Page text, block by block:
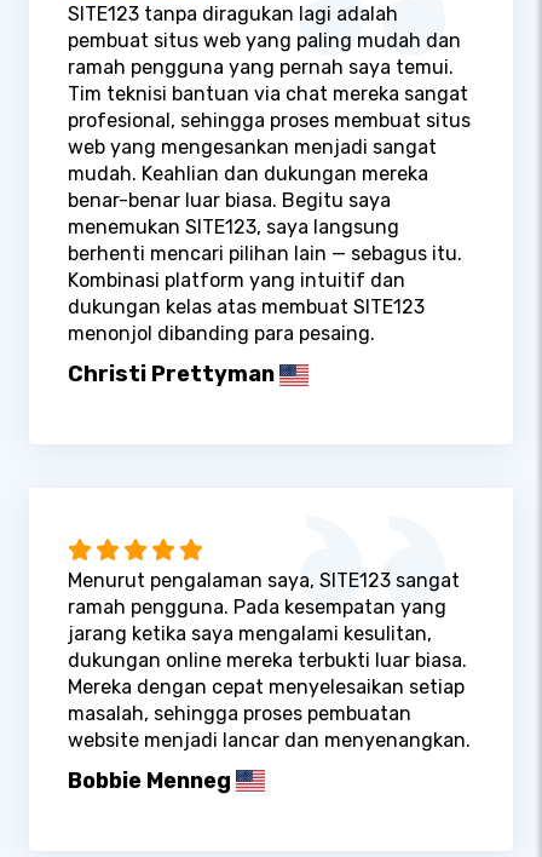
SITE123 tanpa diragukan lagi adalah
pembuat situs web yang paling mudah dan
ramah pengguna yang pernah saya temui.
Tim teknisi bantuan via chat mereka sangat
profesional, sehingga proses membuat situs
web yang mengesankan menjadi sangat
mudah. Keahlian dan dukungan mereka
benar-benar luar biasa. Begitu saya
menemukan SITE123, saya langsung
berhenti mencari pilihan lain — sebagus itu.
Kombinasi platform yang intuitif dan
dukungan kelas atas membuat SITE123
menonjol dibanding para pesaing.
Christi Prettyman
Menurut pengalaman saya, SITE123 sangat
ramah pengguna. Pada kesempatan yang
jarang ketika saya mengalami kesulitan,
dukungan online mereka terbukti luar biasa.
Mereka dengan cepat menyelesaikan setiap
masalah, sehingga proses pembuatan
website menjadi lancar dan menyenangkan.
Bobbie Menneg